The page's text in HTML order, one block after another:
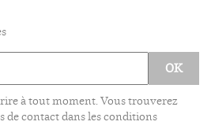
à tout moment. Vous trouverez
contact dans les conditions